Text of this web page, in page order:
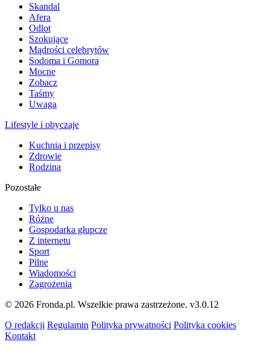
Skandal
Afera
Odlot
Szokujące
Mądrości celebrytów
Sodoma i Gomora
Mocne
Zobacz
Taśmy
Uwaga
Lifestyle i obyczaje
Kuchnia i przepisy
Zdrowie
Rodzina
Pozostałe
Tylko u nas
Różne
Gospodarka głupcze
Z internetu
Sport
Pilne
Wiadomości
Zagrożenia
© 2026 Fronda.pl. Wszelkie prawa zastrzeżone. v3.0.12
O redakcji Regulamin Polityka prywatności Polityka cookies
Kontakt